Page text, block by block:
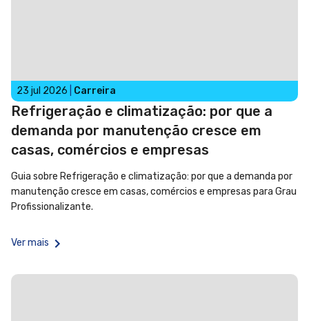
23 jul 2026 Carreira
Refrigeração e climatização: por que a
demanda por manutenção cresce em
casas, comércios e empresas
Guia sobre Refrigeração e climatização: por que a demanda por
manutenção cresce em casas, comércios e empresas para Grau
Profissionalizante.
Ver mais